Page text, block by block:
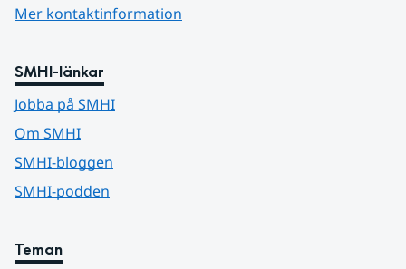
Mer kontaktinformation
SMHI-länkar
Jobba på SMHI
Om SMHI
SMHI-bloggen
SMHI-podden
Teman